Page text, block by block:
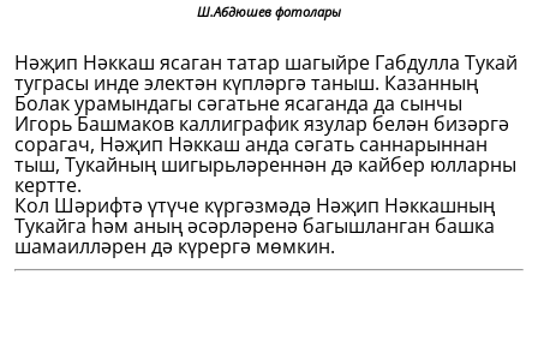
Ш.Абдюшев фотолары
Нәҗип Нәккаш ясаган татар шагыйре Габдулла Тукай
туграсы инде электән күпләргә таныш. Казанның
Болак урамындагы сәгатьне ясаганда да сынчы
Игорь Башмаков каллиграфик язулар белән бизәргә
сорагач, Нәҗип Нәккаш анда сәгать саннарыннан
тыш, Тукайның шигырьләреннән дә кайбер юлларны
кертте.
Кол Шәрифтә үтүче күргәзмәдә Нәҗип Нәккашның
Тукайга һәм аның әсәрләренә багышланган башка
шамаилләрен дә күрергә мөмкин.